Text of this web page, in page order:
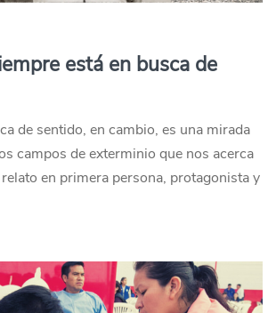
está en busca de
de sentido, en cambio, es una mirada
campos de exterminio que nos acerca
en primera persona, protagonista y